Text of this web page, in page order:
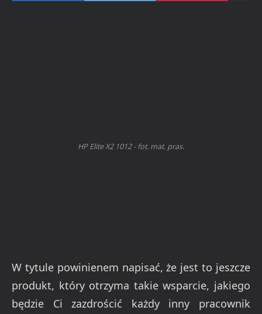
HP Elite X2 1012 - fot. mat. pras.
W tytule powinienem napisać, że jest to jeszcze
produkt, który otrzyma takie wsparcie, jakiego
będzie Ci zazdrościć każdy inny pracownik